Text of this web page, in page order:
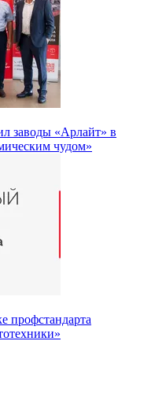
заводы «Арлайт» в
чудом»
профстандарта